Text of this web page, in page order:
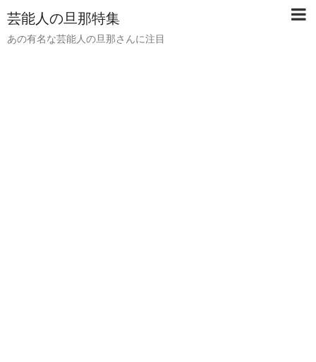
芸能人の旦那特集
あの有名な芸能人の旦那さんに注目